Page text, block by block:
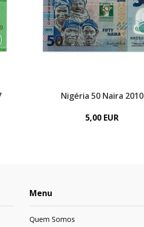
Nigéria 50 Naira 2010
5,00 EUR
Menu
Quem Somos